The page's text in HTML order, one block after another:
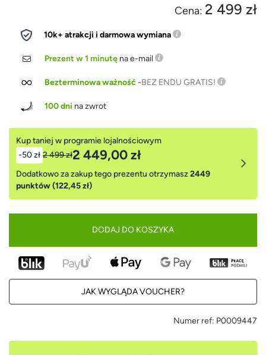
Cena: 2 499 zł
10k+ atrakcji i darmowa wymiana
Prezent w 1 minutę na e-mail
Bezterminowa ważność-BEZ ENDU GRATIS!
100 dni na zwrot
Kup taniej w programie lojalnościowym
-50 zł 2 499 zł2 449,00 zł
Dodatkowo za zakup tego prezentu otrzymasz2449
punktów (122,45 zł)
DODAJ DO KOSZYKA
JAK WYGLĄDA VOUCHER?
Numer ref: P0009447